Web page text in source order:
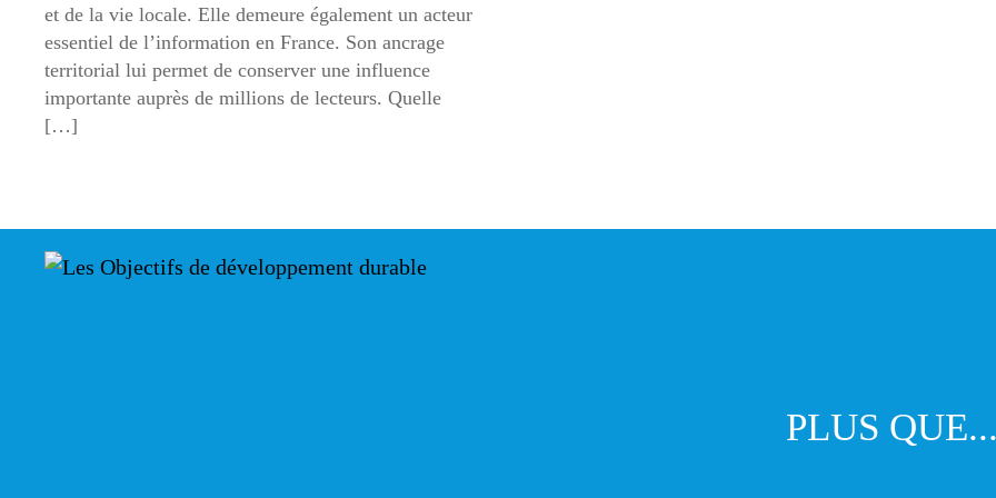
et de la vie locale. Elle demeure également un acteur
essentiel de l’information en France. Son ancrage
territorial lui permet de conserver une influence
importante auprès de millions de lecteurs. Quelle
[…]
PLUS